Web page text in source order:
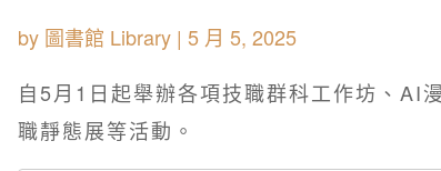
by 圖書館 Library| 5 月 5, 2025
自5月1日起舉辦各項技職群科工作坊、AI
職靜態展等活動。